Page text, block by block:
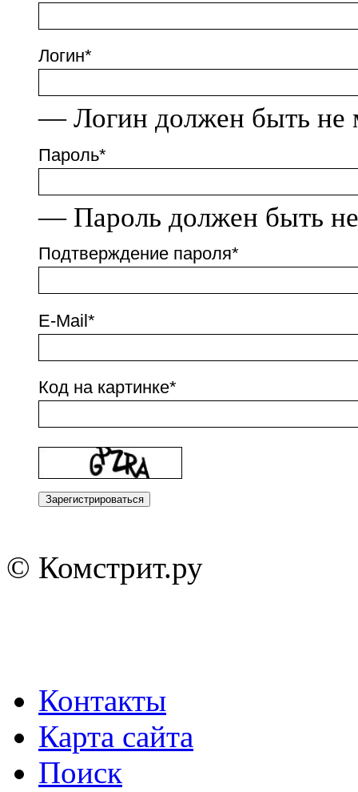
Логин*
— Логин должен быть не
Пароль*
— Пароль должен быть
Подтверждение пароля*
E-Mail*
Код на картинке*
© Комстрит.ру
Контакты
Карта сайта
Поиск